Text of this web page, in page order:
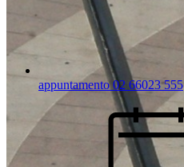
appuntamento 02 66023 555